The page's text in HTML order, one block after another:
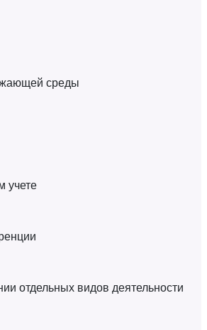
среды
учете
отдельных видов деятельности